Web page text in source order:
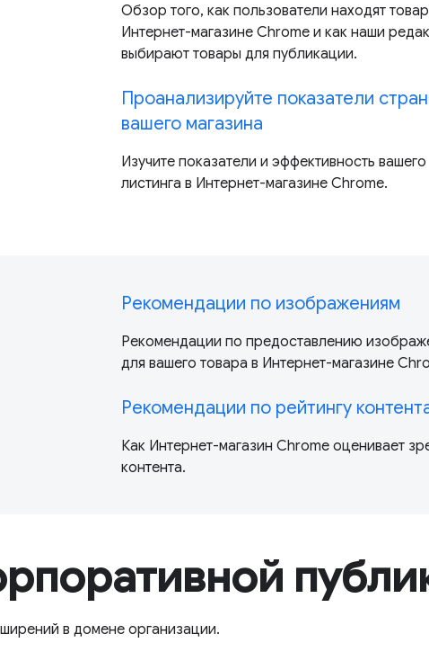
Обзор того, как пользователи находят
Интернет-магазине Chrome и как наши
выбирают товары для публикации.
Проанализируйте показатели
вашего магазина
Изучите показатели и эффективность вашего
листинга в Интернет-магазине Chrome.
Рекомендации по изображениям
Рекомендации по предоставлению
для вашего товара в Интернет-магазине
Рекомендации по рейтингу
Как Интернет-магазин Chrome оценивает
контента.
в домене организации.